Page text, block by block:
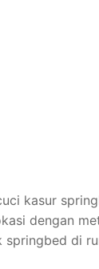
kasur
dengan
di